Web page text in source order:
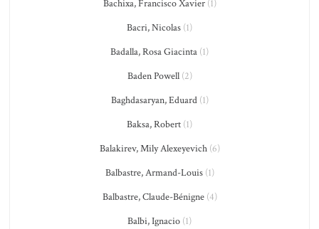
Bachixa, Francisco Xavier(1)
Bacri, Nicolas (1)
Badalla, Rosa Giacinta (1)
Baden Powell(2)
Baghdasaryan, Eduard(1)
Baksa, Robert (1)
Balakirev, Mily Alexeyevich(6)
Balbastre, Armand-Louis(1)
Balbastre, Claude-Bénigne(4)
Balbi, Ignacio (1)